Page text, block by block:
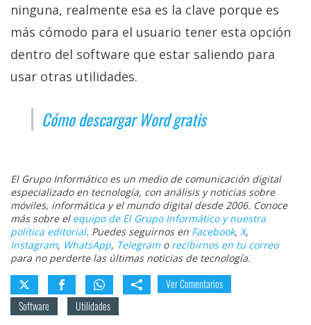
ninguna, realmente esa es la clave porque es
más cómodo para el usuario tener esta opción
dentro del software que estar saliendo para
usar otras utilidades.
Cómo descargar Word gratis
El Grupo Informático es un medio de comunicación digital
especializado en tecnología, con análisis y noticias sobre
móviles, informática y el mundo digital desde 2006. Conoce
más sobre el equipo de El Grupo Informático y nuestra
política editorial. Puedes seguirnos en Facebook, X,
Instagram, WhatsApp, Telegramo recibirnos en tu correo
para no perderte las últimas noticias de tecnología.
Ver Comentarios
Software
Utilidades